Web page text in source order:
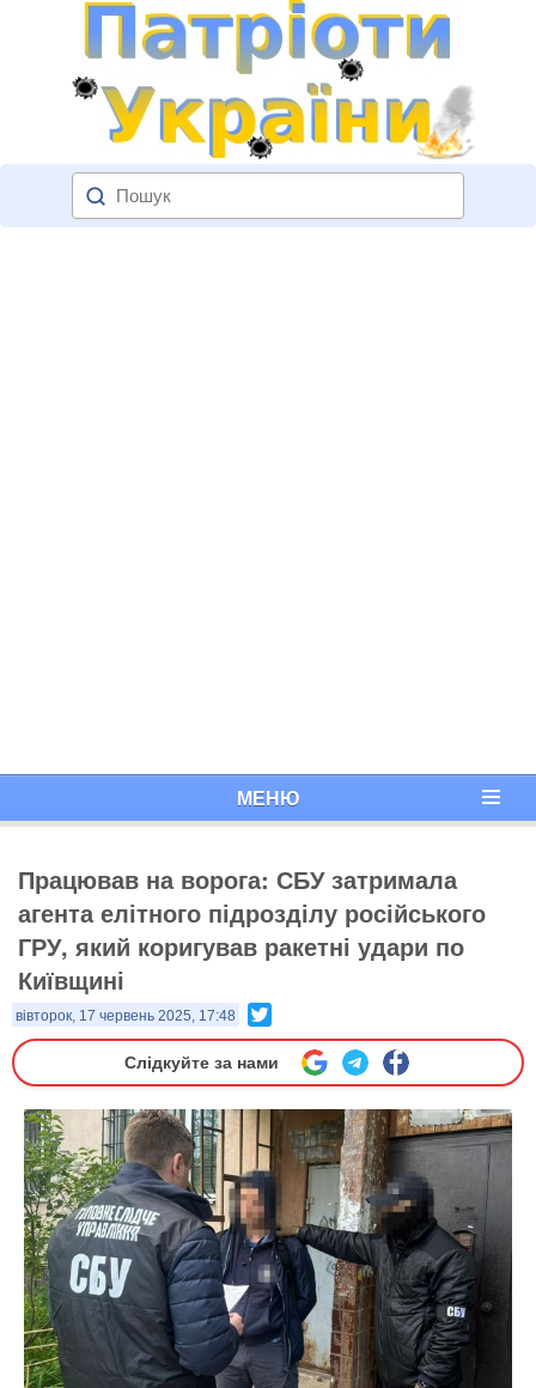
МЕНЮ
Працював на ворога: СБУ затримала
агента елітного підрозділу російського
ГРУ, який коригував ракетні удари по
Київщині
вівторок, 17 червень 2025, 17:48
Слідкуйте за нами